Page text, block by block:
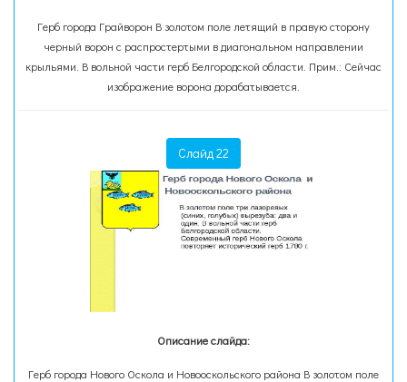
Герб города Грайворон В золотом поле летящий в правую сторону
черный ворон с распростертыми в диагональном направлении
крыльями. В вольной части герб Белгородской области. Прим.: Сейчас
изображение ворона дорабатывается.
Слайд 22
Описание слайда:
Герб города Нового Оскола и Новооскольского района В золотом поле